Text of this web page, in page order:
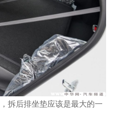
拆后排坐垫应该是最大的一